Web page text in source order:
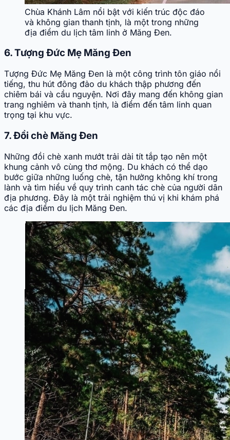
Chùa Khánh Lâm nổi bật với kiến trúc độc đáo
và không gian thanh tịnh, là một trong những
địa điểm du lịch tâm linh ở Măng Đen.
6. Tượng Đức Mẹ Măng Đen
Tượng Đức Mẹ Măng Đen là một công trình tôn giáo nổi
tiếng, thu hút đông đảo du khách thập phương đến
chiêm bái và cầu nguyện. Nơi đây mang đến không gian
trang nghiêm và thanh tịnh, là điểm đến tâm linh quan
trọng tại khu vực.
7. Đồi chè Măng Đen
Những đồi chè xanh mướt trải dài tít tắp tạo nên một
khung cảnh vô cùng thơ mộng. Du khách có thể dạo
bước giữa những luống chè, tận hưởng không khí trong
lành và tìm hiểu về quy trình canh tác chè của người dân
địa phương. Đây là một trải nghiệm thú vị khi khám phá
các địa điểm du lịch Măng Đen.